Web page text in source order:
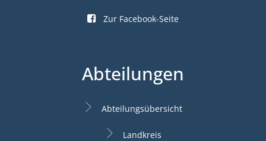
Zur Facebook-Seite
Abteilungen
Abteilungsübersicht
Landkreis